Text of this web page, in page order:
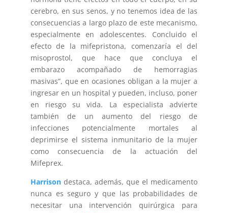
cerebro, en sus senos, y no tenemos idea de las
consecuencias a largo plazo de este mecanismo,
especialmente en adolescentes. Concluido el
efecto de la mifepristona, comenzaría el del
misoprostol, que hace que concluya el
embarazo acompañado de hemorragias
masivas”, que en ocasiones obligan a la mujer a
ingresar en un hospital y pueden, incluso, poner
en riesgo su vida. La especialista advierte
también de un aumento del riesgo de
infecciones potencialmente mortales al
deprimirse el sistema inmunitario de la mujer
como consecuencia de la actuación del
Mifeprex.
Harrison destaca, además, que el medicamento
nunca es seguro y que las probabilidades de
necesitar una intervención quirúrgica para